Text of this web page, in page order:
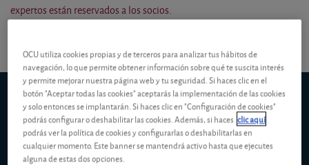
expertos están reservados a los socios.
5d 1m 6m ytd 1y 5y 10y
BNP Paribas Aqua Classic Cap
OCU utiliza cookies propias y de terceros para analizar tus hábitos de
navegación, lo que permite obtener información sobre qué te suscita interés
y permite mejorar nuestra página web y tu seguridad. Si haces clic en el
botón "Aceptar todas las cookies" aceptarás la implementación de las cookies
y solo entonces se implantarán. Si haces clic en "Configuración de cookies"
podrás configurar o deshabilitar las cookies. Además, si haces clic aquí
podrás ver la política de cookies y configurarlas o deshabilitarlas en
cualquier momento. Este banner se mantendrá activo hasta que ejecutes
alguna de estas dos opciones.